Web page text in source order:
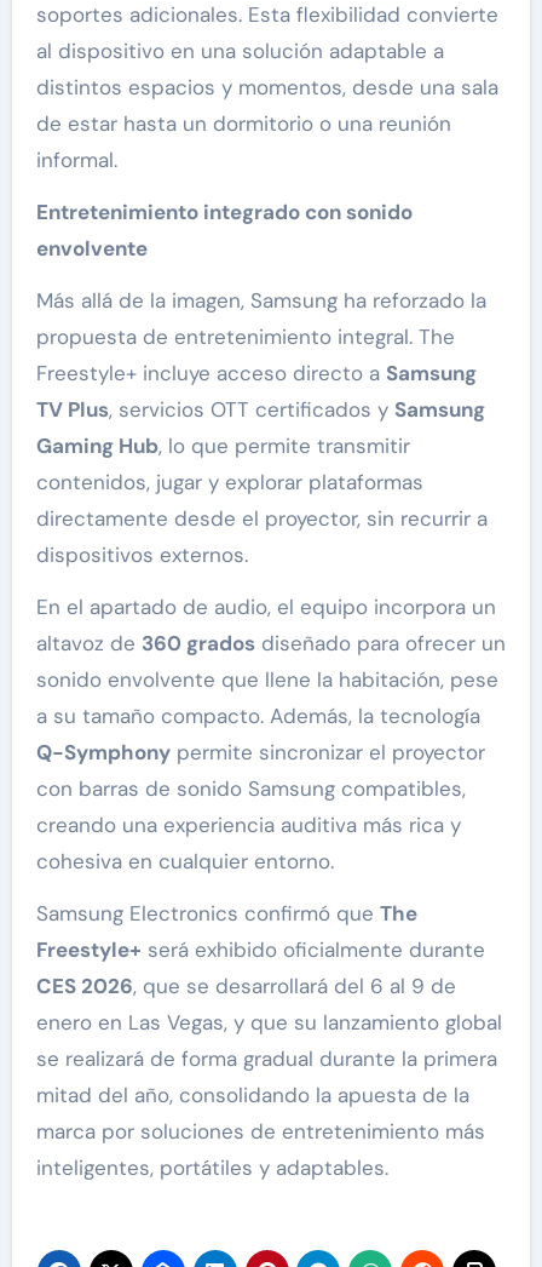
soportes adicionales. Esta flexibilidad convierte
al dispositivo en una solución adaptable a
distintos espacios y momentos, desde una sala
de estar hasta un dormitorio o una reunión
informal.
Entretenimiento integrado con sonido
envolvente
Más allá de la imagen, Samsung ha reforzado la
propuesta de entretenimiento integral. The
Freestyle+ incluye acceso directo a Samsung
TV Plus, servicios OTT certificados y Samsung
Gaming Hub, lo que permite transmitir
contenidos, jugar y explorar plataformas
directamente desde el proyector, sin recurrir a
dispositivos externos.
En el apartado de audio, el equipo incorpora un
altavoz de 360 gradosdiseñado para ofrecer un
sonido envolvente que llene la habitación, pese
a su tamaño compacto. Además, la tecnología
Q-Symphonypermite sincronizar el proyector
con barras de sonido Samsung compatibles,
creando una experiencia auditiva más rica y
cohesiva en cualquier entorno.
Samsung Electronics confirmó que The
Freestyle+ será exhibido oficialmente durante
CES 2026, que se desarrollará del 6 al 9 de
enero en Las Vegas, y que su lanzamiento global
se realizará de forma gradual durante la primera
mitad del año, consolidando la apuesta de la
marca por soluciones de entretenimiento más
inteligentes, portátiles y adaptables.